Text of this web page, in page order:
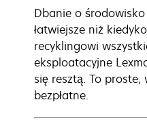
Dbanie o
łatwiejsze niż
recyklingowi
eksploatacyjne
się resztą. To
bezpłatne.